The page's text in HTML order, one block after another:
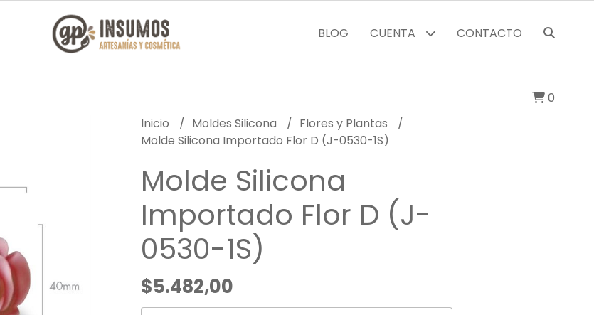
BLOG CUENTA CONTACTO
0
Inicio Moldes Silicona
Flores y Plantas
Molde Silicona Importado Flor D (J-0530-1S)
Molde Silicona
Importado Flor D (J-
0530-1S)
$5.482,00